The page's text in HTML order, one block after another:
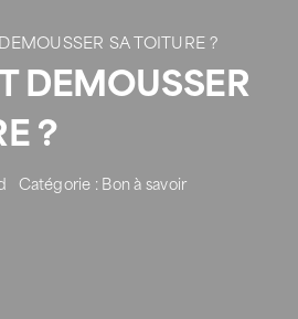
SA TOITURE ?
DEMOUSSER
?
Catégorie : Bon à savoir